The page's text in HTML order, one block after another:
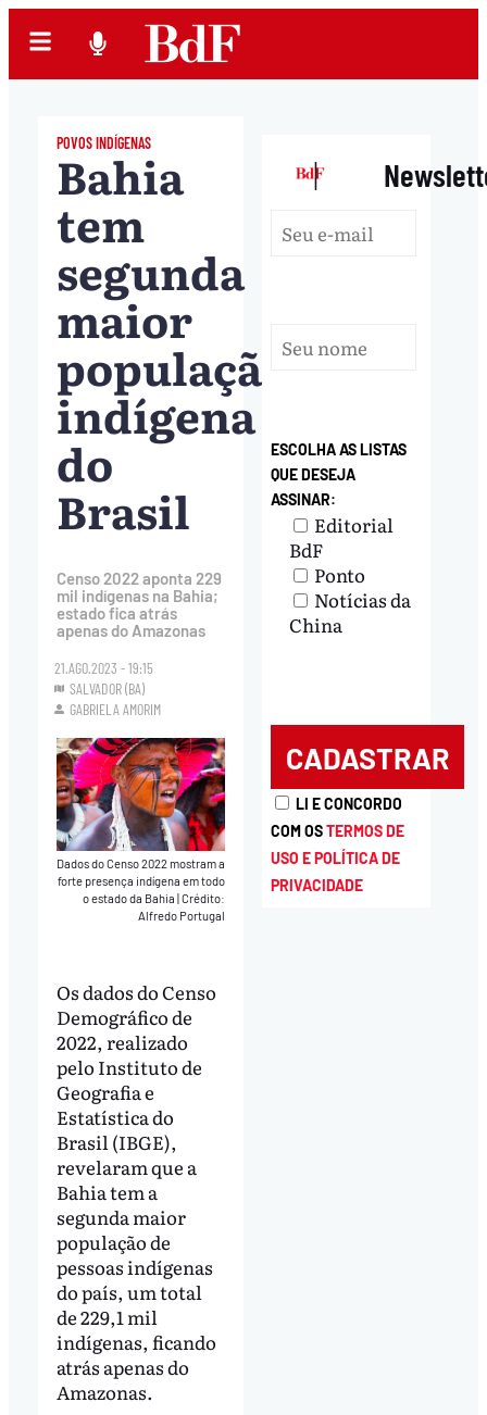
POVOS INDÍGENAS
Bahia
tem
segunda
maior
população
indígena
do
Brasil
Censo 2022 aponta 229
mil indígenas na Bahia;
estado fica atrás
apenas do Amazonas
21.AGO.2023 - 19:15
SALVADOR (BA)
GABRIELA AMORIM
Dados do Censo 2022 mostram a
forte presença indígena em todo
o estado da Bahia|Crédito:
Alfredo Portugal
Os dados do Censo
Demográfico de
2022, realizado
pelo Instituto de
Geografia e
Estatística do
Brasil (IBGE),
revelaram que a
Bahia tem a
segunda maior
população de
pessoas indígenas
do país, um total
de 229,1 mil
indígenas, ficando
atrás apenas do
Amazonas.
|
ESCOLHA AS LISTAS
QUE DESEJA
ASSINAR:
Editorial
BdF
Ponto
Notícias da
China
LI E CONCORDO
COM OSTERMOS DE
USO E POLÍTICA DE
PRIVACIDADE